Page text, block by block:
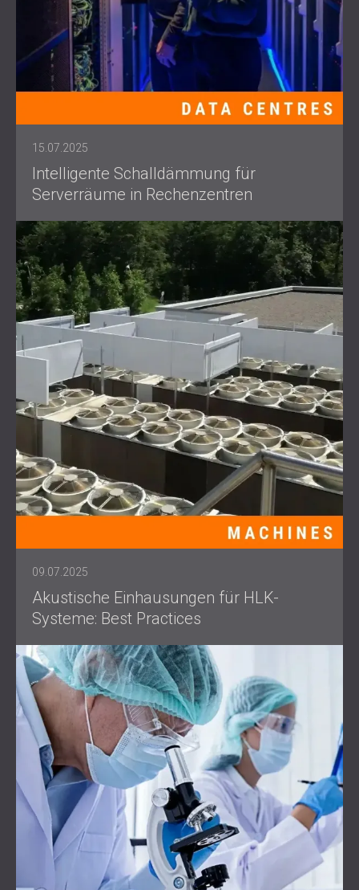
15.07.2025
Intelligente Schalldämmung für
Serverräume in Rechenzentren
09.07.2025
Akustische Einhausungen für HLK-
Systeme: Best Practices